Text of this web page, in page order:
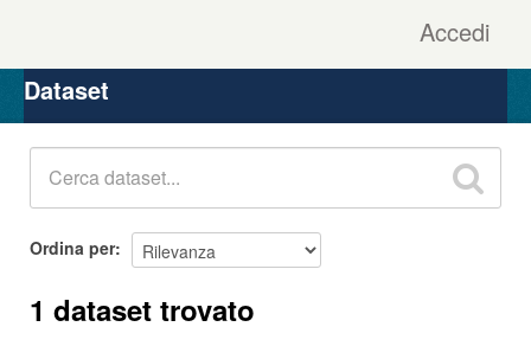
Accedi
Organizzazioni
Gruppi
Dataset
Ordina per
1 dataset trovato